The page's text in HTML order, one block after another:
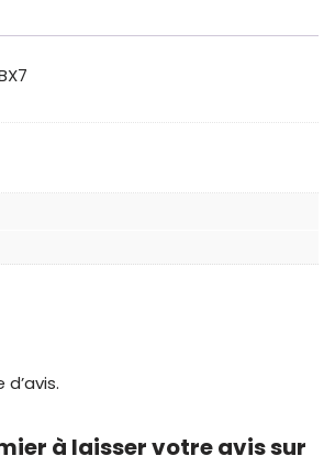
d’avis.
à laisser votre avis sur